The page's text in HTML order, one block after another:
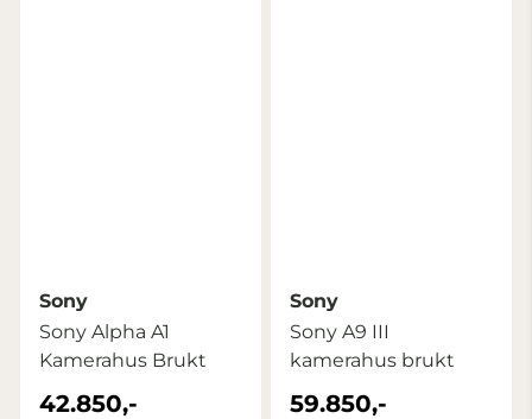
Sony
Sony Alpha A1
Kamerahus Brukt
42.850,-
Sony
Sony A9 III
kamerahus brukt
59.850,-